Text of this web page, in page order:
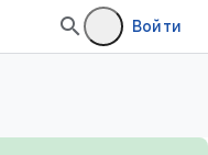
Войти